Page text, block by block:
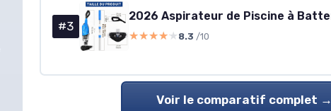
#3
★★★★★
★★★★★ 8.3 /10
Voir le comparatif complet →